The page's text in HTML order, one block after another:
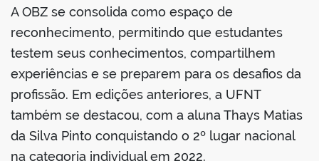
A OBZ se consolida como espaço de
reconhecimento, permitindo que estudantes
testem seus conhecimentos, compartilhem
experiências e se preparem para os desafios da
profissão. Em edições anteriores, a UFNT
também se destacou, com a aluna Thays Matias
da Silva Pinto conquistando o 2º lugar nacional
na categoria individual em 2022.